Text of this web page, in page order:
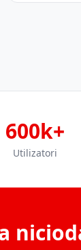
600k+
Utilizatori